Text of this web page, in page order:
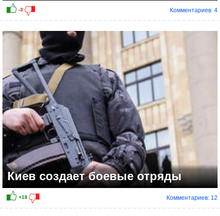
+5
Комментариев: 4
Киев создает боевые отряды
Комментариев: 12